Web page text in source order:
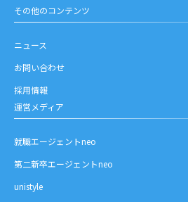
その他のコンテンツ
ニュース
お問い合わせ
採用情報
運営メディア
就職エージェントneo
第二新卒エージェントneo
unistyle